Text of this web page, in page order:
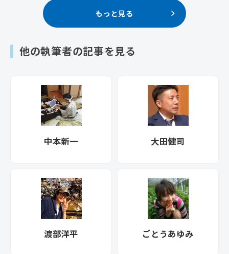
もっと見る
他の執筆者の記事を見る
中本新一 大田健司
渡部洋平 ごとうあゆみ